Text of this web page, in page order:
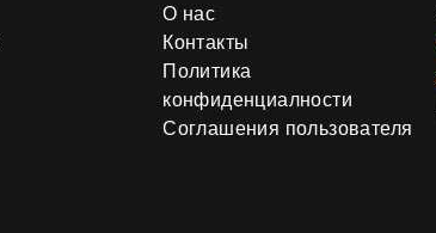
О нас
Контакты
Политика
конфиденциалности
Соглашения пользователя